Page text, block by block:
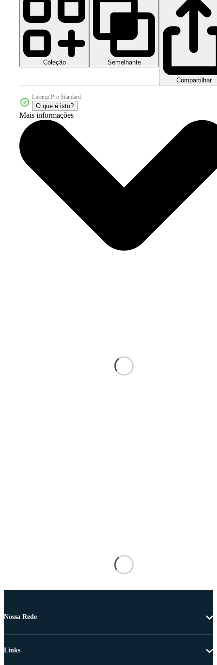
Coleção Semelhante
Compartilhar
Licença Pro Standard
O que é isto?
Mais informações
Nossa Rede
Links